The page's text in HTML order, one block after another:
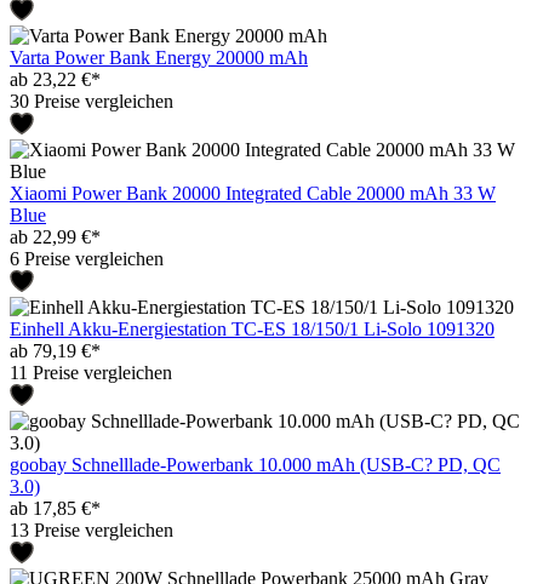
Varta Power Bank Energy 20000 mAh
ab 23,22 €*
30 Preise vergleichen
Xiaomi Power Bank 20000 Integrated Cable 20000 mAh 33 W
Blue
ab 22,99 €*
6 Preise vergleichen
Einhell Akku-Energiestation TC-ES 18/150/1 Li-Solo 1091320
ab 79,19 €*
11 Preise vergleichen
goobay Schnelllade-Powerbank 10.000 mAh (USB-C? PD, QC
3.0)
ab 17,85 €*
13 Preise vergleichen